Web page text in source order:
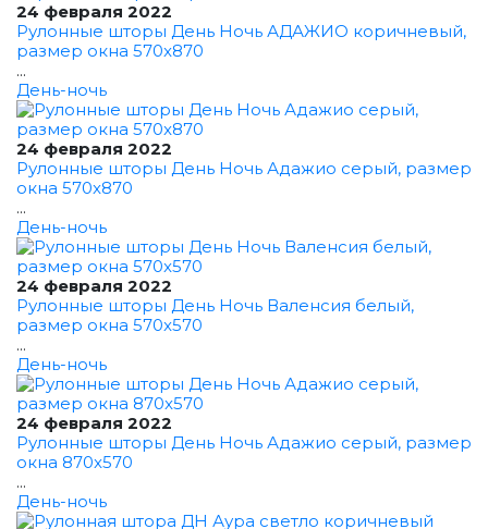
24 февраля 2022
Рулонные шторы День Ночь АДАЖИО коричневый,
размер окна 570x870
...
День-ночь
24 февраля 2022
Рулонные шторы День Ночь Адажио серый, размер
окна 570x870
...
День-ночь
24 февраля 2022
Рулонные шторы День Ночь Валенсия белый,
размер окна 570x570
...
День-ночь
24 февраля 2022
Рулонные шторы День Ночь Адажио серый, размер
окна 870x570
...
День-ночь